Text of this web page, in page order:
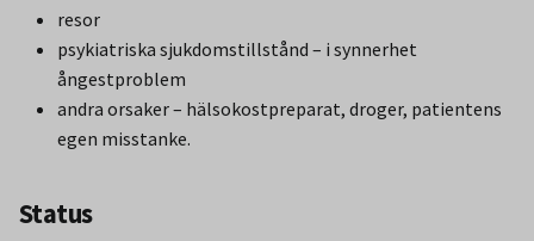
resor
psykiatriska sjukdomstillstånd – i synnerhet
ångestproblem
andra orsaker – hälsokostpreparat, droger, patientens
egen misstanke.
Status